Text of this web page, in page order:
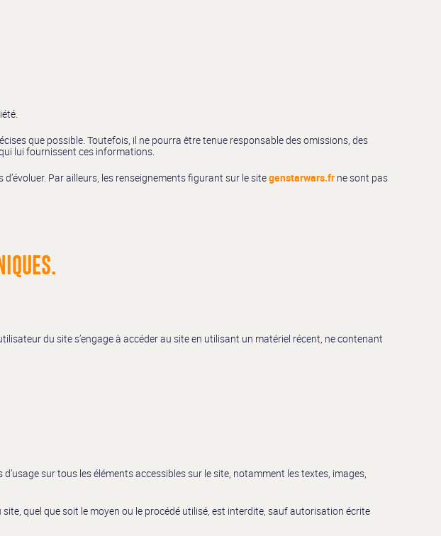
que possible. Toutefois, il ne pourra être tenue responsable des omissions, des
lui fournissent ces informations.
Par ailleurs, les renseignements figurant sur le sitegenstarwars.fr ne sont pas
du site s’engage à accéder au site en utilisant un matériel récent, ne contenant
sur tous les éléments accessibles sur le site, notamment les textes, images,
quel que soit le moyen ou le procédé utilisé, est interdite, sauf autorisation écrite